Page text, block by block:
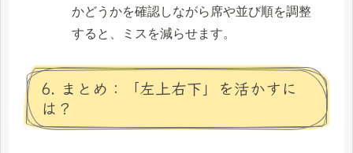
かどうかを確認しながら席や並び順を調整
すると、ミスを減らせます。
6. まとめ：「左上右下」を活かすに
は？